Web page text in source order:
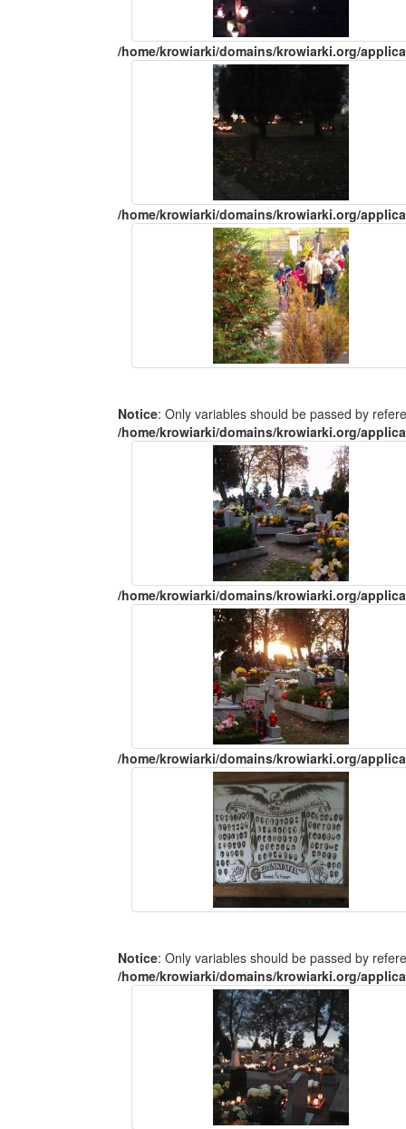
/home/krowiarki/domains/krowiarki.org/
/home/krowiarki/domains/krowiarki.org/
Notice: Only variables should be passed by
/home/krowiarki/domains/krowiarki.org/
/home/krowiarki/domains/krowiarki.org/
/home/krowiarki/domains/krowiarki.org/
Notice: Only variables should be passed by
/home/krowiarki/domains/krowiarki.org/